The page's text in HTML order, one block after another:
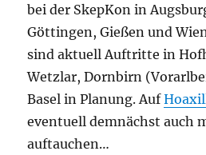
bei der SkepKon in
Göttingen, Gießen und
sind aktuell Auftritte in
Wetzlar, Dornbirn
Basel in Planung. Auf
eventuell demnächst auch
auftauchen…